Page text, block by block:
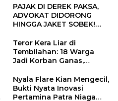
Konektivitas Pulih Cepat
PAJAK DI DEREK PAKSA,
ADVOKAT DIDORONG
HINGGA JAKET SOBEK!
Ngamuk Kepung Polresta
Pekanbaru!
Teror Kera Liar di
Tembilahan: 18 Warga
Jadi Korban Ganas,
12 Jahitan!
Nyala Flare Kian Mengecil,
Bukti Nyata Inovasi
Pertamina Patra Niaga